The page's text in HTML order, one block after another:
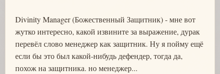
Divinity Manager (Божественный Защитник) - мне вот
жутко интересно, какой извините за выражение, дурак
перевёл слово менеджер как защитник. Ну я пойму ещё
если бы это был какой-нибудь дефендер, тогда да,
похож на защитника. но менеджер...